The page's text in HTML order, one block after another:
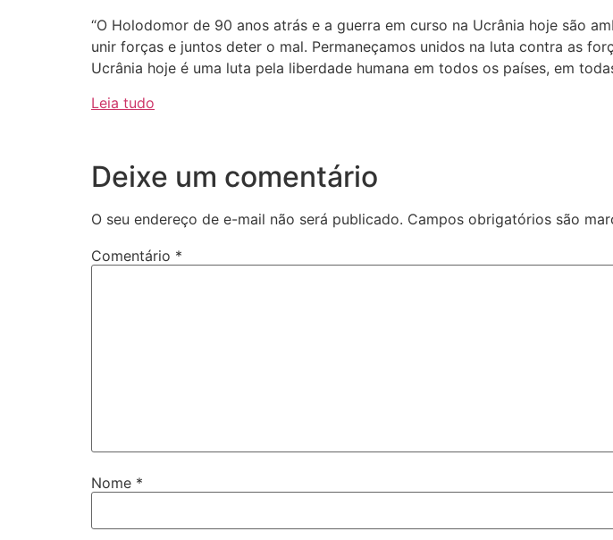
“O Holodomor de 90 anos atrás e a guerra em curso na Ucrânia hoje são
unir forças e juntos deter o mal. Permaneçamos unidos na luta contra as
Ucrânia hoje é uma luta pela liberdade humana em todos os países, em
Leia tudo
Deixe um comentário
O seu endereço de e-mail não será publicado. Campos obrigatórios são
Comentário *
Nome *